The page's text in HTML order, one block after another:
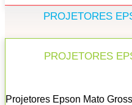
PROJETORES
PROJETORES
Projetores Epson Mato